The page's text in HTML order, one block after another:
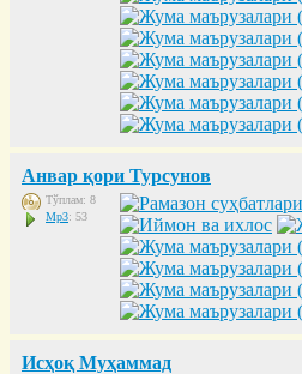
Анвар қори Турсунов
Тўплам: 8
Mp3: 53
Исҳоқ Муҳаммад